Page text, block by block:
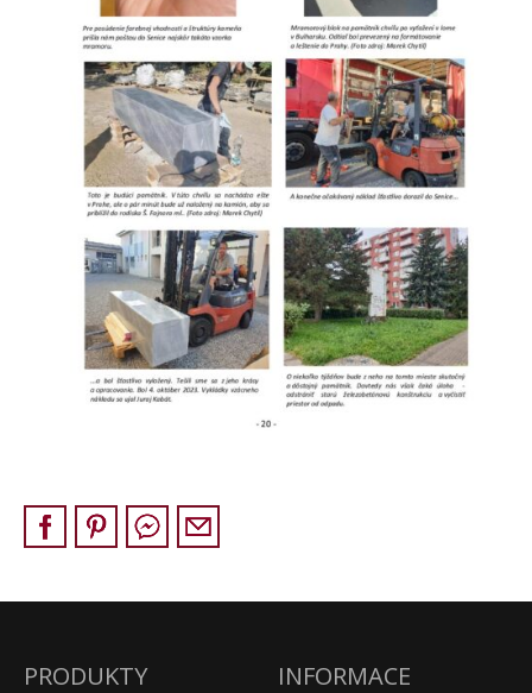
Pískovec
Solitéry
Kamenné bloky
Výrobky z kamene na zakázku
BERA GRAVEL FIX
Creative Floor
Terazzo
Doplňkový sortiment
DLAŽEBNÍ KOSTKY
KAMENNÉ DLAŽBY, OBKLADY
MLATOVÉ POVRCHY
BLOG
PRODUKTY INFORMACE